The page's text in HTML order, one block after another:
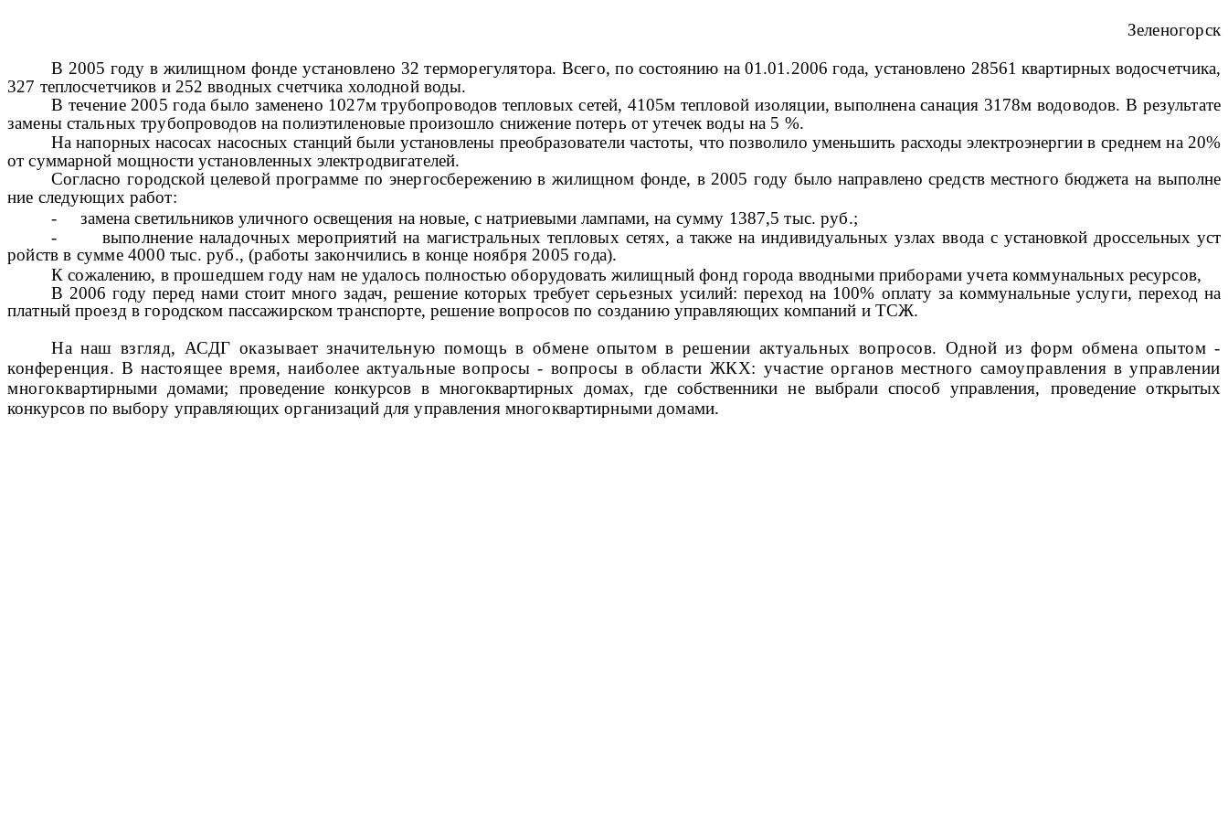
Зеленогорск
В 2005 году в жилищном фонде установлено 32 терморегулятора. Всего,по состоянию на 01.01.2006 года, установлено 28561 квартирных водосчетчика,
327 теплосчетчиков и 252 вводных счетчика холодной воды.
В течение 2005 года было заменено 1027м трубопроводов тепловых сетей, 4105м тепловой изоляции, выполнена санация 3178м водоводов. В результате
замены стальных трубопроводов на полиэтиленовые произошло снижение по­терь от утечек воды на 5 %.
На напорных насосах насосных станций были установлены преобразовате­ли частоты, что позволило уменьшить расходы электроэнергии в среднем на 20%
от суммарной мощности установленных электродвигателей.
Согласно городской целевой программе по энергосбережению в жилищ­ном фонде, в 2005 году было направлено средств местного бюджета на выполне­
ние следующих работ:
-
замена светильников уличного освещения на новые, с натриевымилампами, на сумму 1387,5 тыс. руб.;
-
выполнение наладочных мероприятий на магистральных тепловых сетях, а также на индивидуальных узлах ввода с установкой дроссельных уст­
ройств в сумме 4000 тыс. руб., (работы закончились в конце ноября 2005 года).
К сожалению, в прошедшем году нам не удалось полностью оборудовать жилищный фонд города вводными приборами учета коммунальных ресурсов,
В 2006 году перед нами стоит много задач, решение которых требует серь­езных усилий: переход на 100% оплату за коммунальные услуги, переход на
платный проезд в городском пассажирском транспорте, решение вопросов по созданию управляющих компаний и ТСЖ.
На наш взгляд, АСДГ оказывает значительную помощь в обмене опытом в решении актуальных вопросов. Одной из форм обмена опытом -
конференция. В настоящее время, наиболее актуальные вопросы - вопросы в области ЖКХ: участие органов местного самоуправления в управлении
многоквартирными домами; проведение конкурсов в многоквартирных домах, где собственники не выбрали способ управления, проведение открытых
конкурсов по вы­бору управляющих организаций для управления многоквартирными домами.